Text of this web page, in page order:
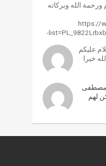
ورحمة الله وبركاته
https://
عليكم
خيرا
مصطفى
لهم